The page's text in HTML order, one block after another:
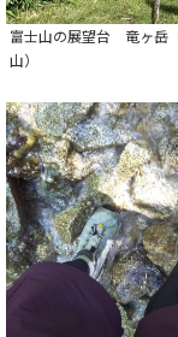
富士山の展望台 竜ヶ岳
山）